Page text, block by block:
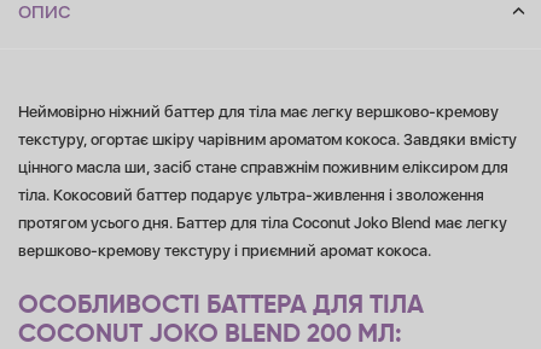
ОПИС
Неймовірно ніжний баттер для тіла має легку вершково-кремову
текстуру, огортає шкіру чарівним ароматом кокоса. Завдяки вмісту
цінного масла ши, засіб стане справжнім поживним еліксиром для
тіла. Кокосовий баттер подарує ультра-живлення і зволоження
протягом усього дня. Баттер для тіла Coconut Joko Blend має легку
вершково-кремову текстуру і приємний аромат кокоса.
ОСОБЛИВОСТІ БАТТЕРА ДЛЯ ТІЛА
COCONUT JOKO BLEND 200 МЛ: